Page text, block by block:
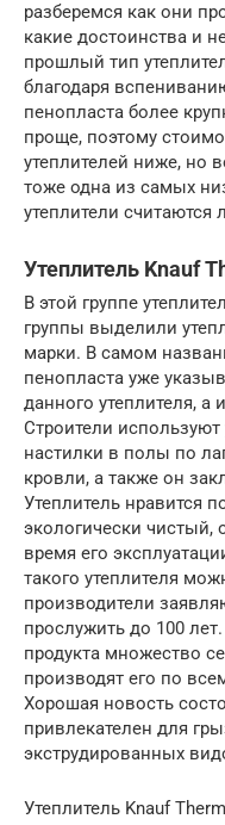
разберемся как они
какие достоинства и
прошлый тип
благодаря
пенопласта более
проще, поэтому
утеплителей ниже, но
тоже одна из самых
утеплители считаются
Утеплитель Knauf
В этой группе
группы выделили
марки. В самом
пенопласта уже
данного утеплителя, а
Строители
настилки в полы по
кровли, а также он
Утеплитель нравится
экологически чистый,
время его
такого утеплителя
производители
прослужить до 100
продукта множество
производят его по
Хорошая новость
привлекателен для
экструдированных
Утеплитель Knauf Therm